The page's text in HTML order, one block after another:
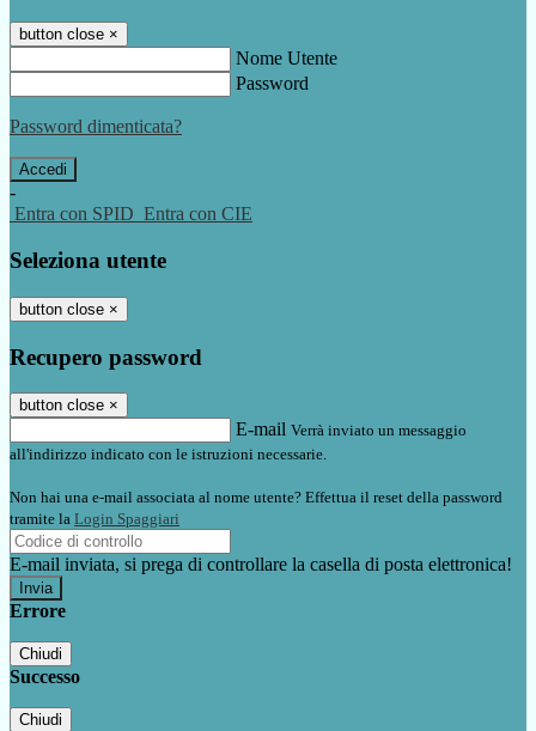
button close ×
Nome Utente
Password
Password dimenticata?
-
Entra con SPID Entra con CIE
Seleziona utente
button close ×
Recupero password
button close ×
E-mail Verrà inviato un messaggio
all'indirizzo indicato con le istruzioni necessarie.
Non hai una e-mail associata al nome utente? Effettua il reset della password
tramite la Login Spaggiari
E-mail inviata, si prega di controllare la casella di posta elettronica!
Errore
Chiudi
Successo
Chiudi